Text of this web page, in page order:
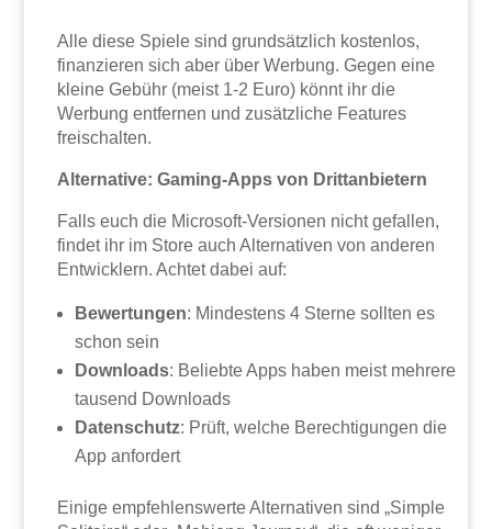
Alle diese Spiele sind grundsätzlich kostenlos,
finanzieren sich aber über Werbung. Gegen eine
kleine Gebühr (meist 1-2 Euro) könnt ihr die
Werbung entfernen und zusätzliche Features
freischalten.
Alternative: Gaming-Apps von Drittanbietern
Falls euch die Microsoft-Versionen nicht gefallen,
findet ihr im Store auch Alternativen von anderen
Entwicklern. Achtet dabei auf:
Bewertungen: Mindestens 4 Sterne sollten es
schon sein
Downloads: Beliebte Apps haben meist mehrere
tausend Downloads
Datenschutz: Prüft, welche Berechtigungen die
App anfordert
Einige empfehlenswerte Alternativen sind „Simple